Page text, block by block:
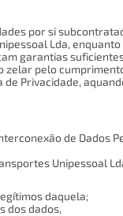
por si
Lda,
garantias
pelo
Privacidade,
de Dados
Unipessoal
daquela;
dos dados,